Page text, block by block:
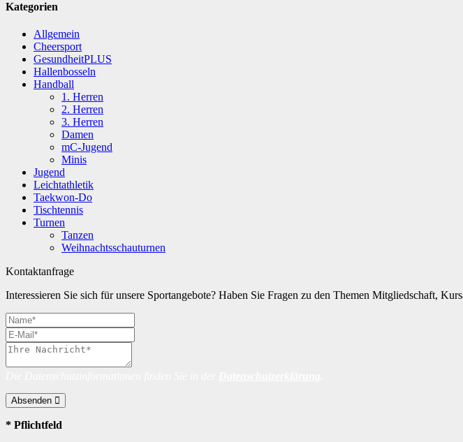
Kategorien
Allgemein
Cheersport
GesundheitPLUS
Hallenbosseln
Handball
1. Herren
2. Herren
3. Herren
Damen
mC-Jugend
Minis
Jugend
Leichtathletik
Taekwon-Do
Tischtennis
Turnen
Tanzen
Weihnachtsschauturnen
Kontaktanfrage
Interessieren Sie sich für unsere Sportangebote? Haben Sie Fragen zu den Themen Mitgliedschaft,
Absenden
* Pflichtfeld